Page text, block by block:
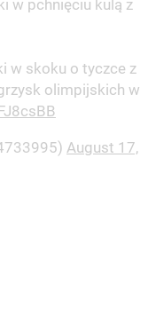
w pchnięciu kulą z
w skoku o tyczce z
olimpijskich w
August 17,